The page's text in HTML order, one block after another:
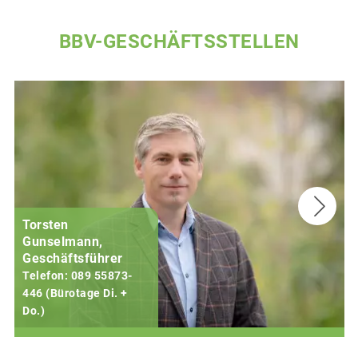
BBV-GESCHÄFTSSTELLEN
Torsten
Gunselmann,
Geschäftsführer
Telefon: 089 55873-
446 (Bürotage Di. +
Do.)